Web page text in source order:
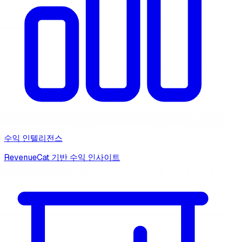
수익 인텔리전스
RevenueCat 기반 수익 인사이트